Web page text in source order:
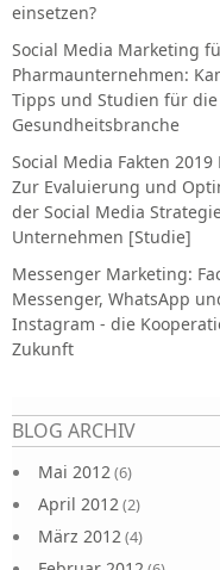
einsetzen?
Social Media Marketing
Pharmaunternehmen:
Tipps und Studien für die
Gesundheitsbranche
Social Media Fakten 2019
Zur Evaluierung und
der Social Media
Unternehmen [Studie]
Messenger Marketing:
Messenger, WhatsApp
Instagram - die
Zukunft
BLOG ARCHIV
Mai 2012(6)
April 2012(2)
März 2012(4)
Seiten